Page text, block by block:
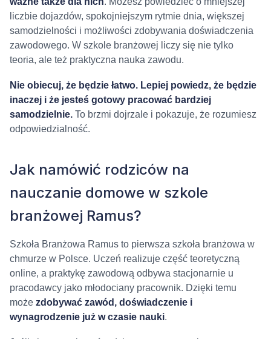
liczbie dojazdów, spokojniejszym rytmie dnia, większej
samodzielności i możliwości zdobywania doświadczenia
zawodowego. W szkole branżowej liczy się nie tylko
teoria, ale też praktyczna nauka zawodu.
Nie obiecuj, że będzie łatwo. Lepiej powiedz, że będzie
inaczej i że jesteś gotowy pracować bardziej
samodzielnie. To brzmi dojrzale i pokazuje, że rozumiesz
odpowiedzialność.
Jak namówić rodziców na
nauczanie domowe w szkole
branżowej Ramus?
Szkoła Branżowa Ramus to pierwsza szkoła branżowa w
chmurze w Polsce. Uczeń realizuje część teoretyczną
online, a praktykę zawodową odbywa stacjonarnie u
pracodawcy jako młodociany pracownik. Dzięki temu
może zdobywać zawód, doświadczenie i
wynagrodzenie już w czasie nauki.